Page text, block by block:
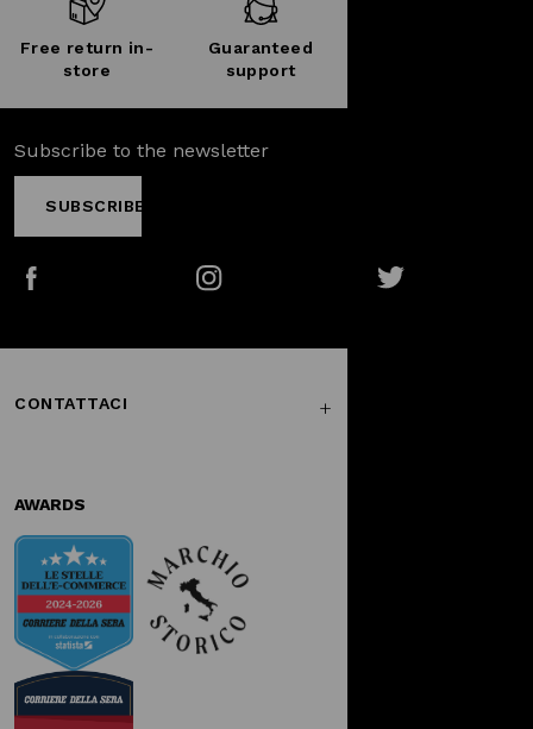
Free return in-
store
Guaranteed
support
Subscribe to the newsletter
SUBSCRIBE
CONTATTACI
AWARDS